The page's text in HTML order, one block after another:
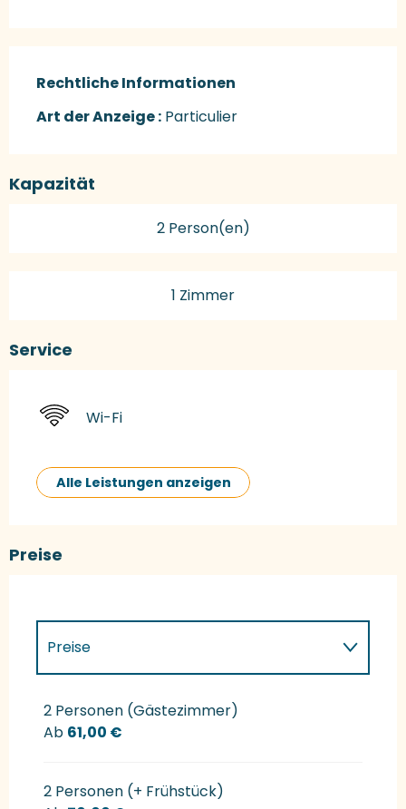
Rechtliche Informationen
Rechtliche Informationen
Art der Anzeige : Particulier
Kapazität
2 Person(en)
1 Zimmer
Service
Wi-Fi
Alle Leistungen anzeigen
Preise
Preise
Preise 2027
2 Personen (Gästezimmer)
Ab 61,00 €
2 Personen (+ Frühstück)